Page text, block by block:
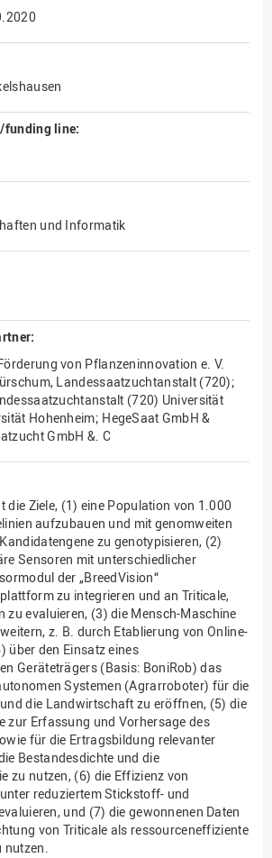
line:
und Informatik
von Pflanzeninnovation e. V.
Landessaatzuchtanstalt (720);
(720) Universität
Hohenheim; HegeSaat GmbH &
GmbH &. C
die Ziele, (1) eine Population von 1.000
aufzubauen und mit genomweiten
zu genotypisieren, (2)
Sensoren mit unterschiedlicher
der „BreedVision“
zu integrieren und an Triticale,
zu evaluieren, (3) die Mensch-Maschine
z. B. durch Etablierung von Online-
über den Einsatz eines
Geräteträgers (Basis: BoniRob) das
Systemen (Agrarroboter) für die
die Landwirtschaft zu eröffnen, (5) die
zur Erfassung und Vorhersage des
für die Ertragsbildung relevanter
Bestandesdichte und die
zu nutzen, (6) die Effizienz von
reduziertem Stickstoff- und
und (7) die gewonnenen Daten
von Triticale als ressourceneffiziente
nutzen.